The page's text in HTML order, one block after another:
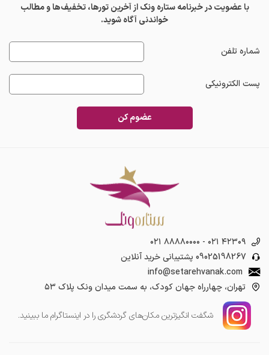
با عضویت در خبرنامه ستاره ونک از آخرین تورها، تخفیف‌ها و مطالب
خواندنی آگاه شوید.
شماره تلفن
پست الکترونیکی
عضوم کن
۰۲۱ ۸۸۸۸۰۰۰۰ - ۰۲۱ ۴۲۳۰۹
09025198267 پشتیبانی خرید آنلاین
info@setarehvanak.com
تهران، چهارراه جهان کودک، به سمت میدان ونک پلاک ۵۳
شگفت انگیز‌ترین مکان‌های گردشگری را در اینستاگرام ما ببینید.